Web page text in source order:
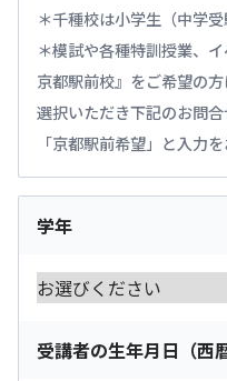
千種校は小学生（中学受
模試や各種特訓授業、
京都駅前校』をご希望の
選択いただき下記のお問
「京都駅前希望」と入力
学年
受講者の生年月日（西暦